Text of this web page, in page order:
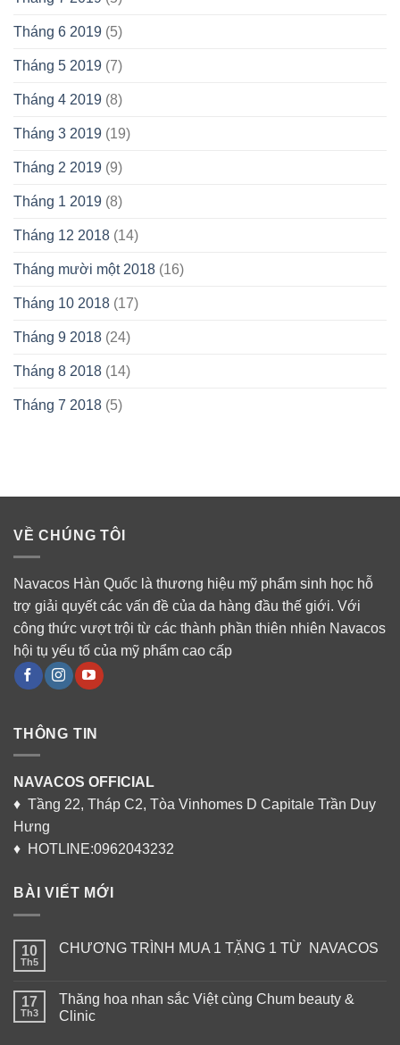
Tháng 6 2019 (5)
Tháng 5 2019 (7)
Tháng 4 2019 (8)
Tháng 3 2019 (19)
Tháng 2 2019 (9)
Tháng 1 2019 (8)
Tháng 12 2018 (14)
Tháng mười một 2018 (16)
Tháng 10 2018 (17)
Tháng 9 2018 (24)
Tháng 8 2018 (14)
Tháng 7 2018 (5)
VỀ CHÚNG TÔI
Navacos Hàn Quốc là thương hiệu mỹ phẩm sinh học hỗ
trợ giải quyết các vấn đề của da hàng đầu thế giới. Với
công thức vượt trội từ các thành phần thiên nhiên Navacos
hội tụ yếu tố của mỹ phẩm cao cấp
THÔNG TIN
NAVACOS OFFICIAL
♦ Tầng 22, Tháp C2, Tòa Vinhomes D Capitale Trần Duy
Hưng
♦ HOTLINE:0962043232
BÀI VIẾT MỚI
10
Th5
CHƯƠNG TRÌNH MUA 1 TẶNG 1 TỪ NAVACOS
17
Th3
Thăng hoa nhan sắc Việt cùng Chum beauty &
Clinic